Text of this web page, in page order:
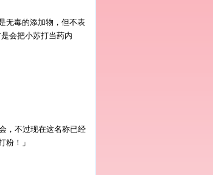
无毒的添加物，但不表
会把小苏打当药内
，不过现在这名称已经
粉！」